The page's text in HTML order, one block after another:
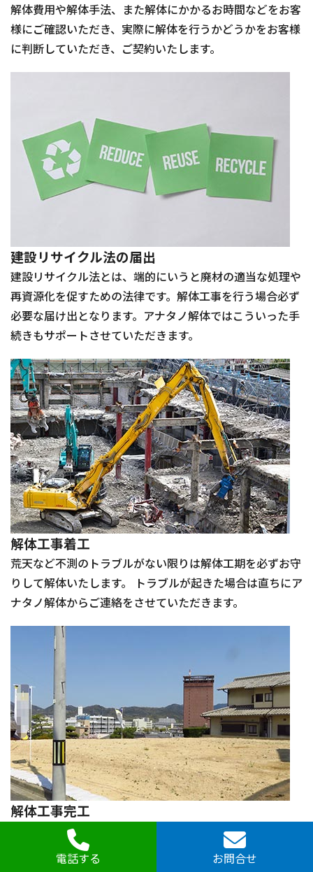
解体費用や解体手法、また解体にかかるお時間などをお客
様にご確認いただき、実際に解体を行うかどうかをお客様
に判断していただき、ご契約いたします。
建設リサイクル法の届出
建設リサイクル法とは、端的にいうと廃材の適当な処理や
再資源化を促すための法律です。解体工事を行う場合必ず
必要な届け出となります。アナタノ解体ではこういった手
続きもサポートさせていただきます。
解体工事着工
荒天など不測のトラブルがない限りは解体工期を必ずお守
りして解体いたします。 トラブルが起きた場合は直ちにア
ナタノ解体からご連絡をさせていただきます。
解体工事完工
アナタノ解体は解体工期にこだわります。無理のない解体
計画を組んでいるので、安全第一の解体工期を行いつつ、
電話する お問合せ